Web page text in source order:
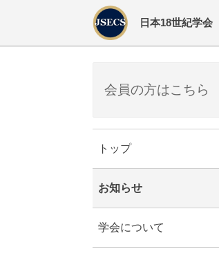
日本18世紀学会
会員の方はこちら
トップ
お知らせ
学会について